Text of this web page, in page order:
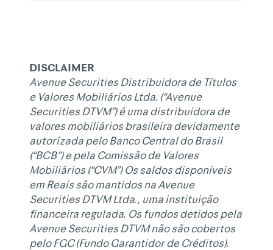
DISCLAIMER
Avenue Securities Distribuidora de Títulos
e Valores Mobiliários Ltda. (“Avenue
Securities DTVM”) é uma distribuidora de
valores mobiliários brasileira devidamente
autorizada pelo Banco Central do Brasil
(“BCB”) e pela Comissão de Valores
Mobiliários (“CVM”) Os saldos disponíveis
em Reais são mantidos na Avenue
Securities DTVM Ltda., uma instituição
financeira regulada. Os fundos detidos pela
Avenue Securities DTVM não são cobertos
pelo FGC (Fundo Garantidor de Créditos).